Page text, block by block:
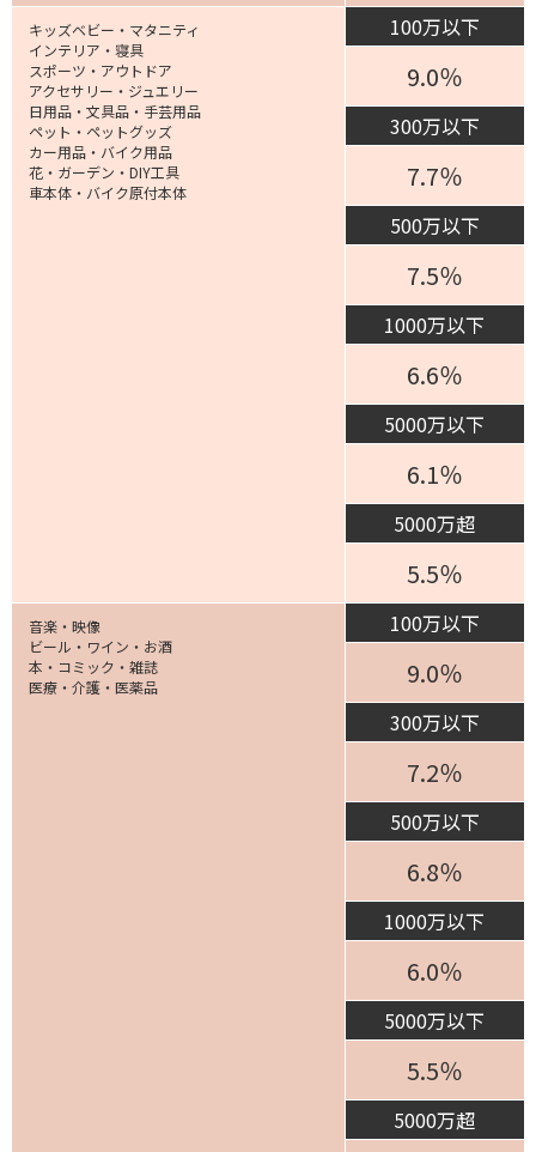
キッズベビー・マタニティ
インテリア・寝具
スポーツ・アウトドア
アクセサリー・ジュエリー
日用品・文具品・手芸用品
ペット・ペットグッズ
カー用品・バイク用品
花・ガーデン・DIY工具
車本体・バイク原付本体
100万以下
9.0％
300万以下
7.7％
500万以下
7.5％
1000万以下
6.6％
5000万以下
6.1％
5000万超
5.5％
音楽・映像
ビール・ワイン・お酒
本・コミック・雑誌
医療・介護・医薬品
100万以下
9.0％
300万以下
7.2％
500万以下
6.8％
1000万以下
6.0％
5000万以下
5.5％
5000万超